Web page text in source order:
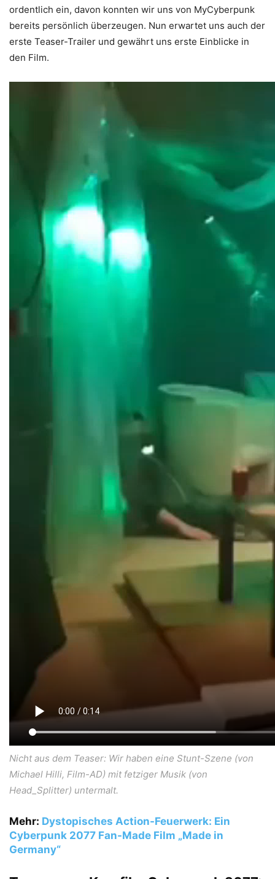
ordentlich ein, davon konnten wir uns von MyCyberpunk
bereits persönlich überzeugen. Nun erwartet uns auch der
erste Teaser-Trailer und gewährt uns erste Einblicke in
den Film.
Nicht aus dem Teaser: Wir haben eine Stunt-Szene (von
Michael Hilli, Film-AD) mit fetziger Musik (von
Head_Splitter) untermalt.
Mehr: Dystopisches Action-Feuerwerk: Ein
Cyberpunk 2077 Fan-Made Film „Made in
Germany“